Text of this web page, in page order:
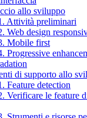
allo sviluppo
Attività preliminari
Web design
Mobile first
Progressive
di supporto allo
Feature detection
Verificare le feature